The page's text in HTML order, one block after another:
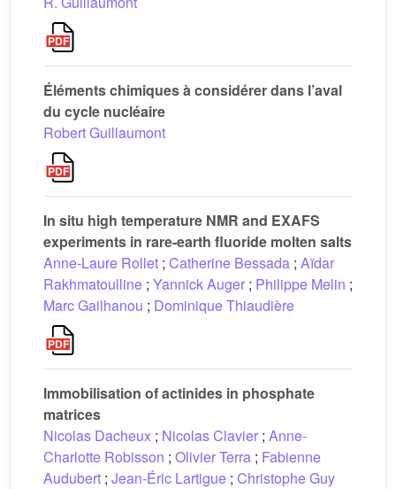
Éléments chimiques à considérer dans l’aval
du cycle nucléaire
Robert Guillaumont
In situ high temperature NMR and EXAFS
experiments in rare-earth fluoride molten salts
Anne-Laure Rollet ; Catherine Bessada ; Aïdar
Rakhmatoulline ; Yannick Auger ; Philippe Melin ;
Marc Gailhanou ; Dominique Thiaudière
Immobilisation of actinides in phosphate
matrices
Nicolas Dacheux ; Nicolas Clavier ; Anne-
Charlotte Robisson ; Olivier Terra ; Fabienne
Audubert ; Jean-Éric Lartigue ; Christophe Guy